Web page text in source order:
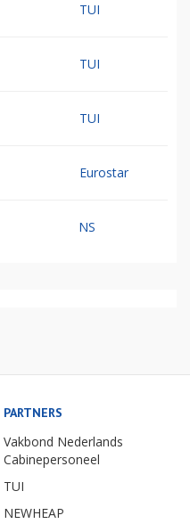
TUI
TUI
TUI
Eurostar
NS
PARTNERS
Vakbond Nederlands
Cabinepersoneel
TUI
NEWHEAP